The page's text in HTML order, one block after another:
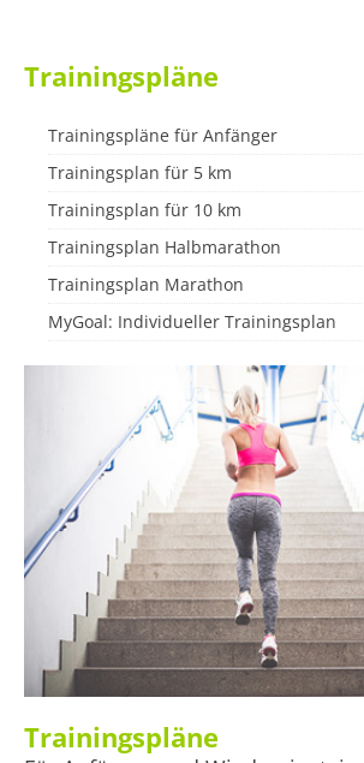
Trainingspläne
Trainingspläne für Anfänger
Trainingsplan für 5 km
Trainingsplan für 10 km
Trainingsplan Halbmarathon
Trainingsplan Marathon
MyGoal: Individueller Trainingsplan
Trainingspläne